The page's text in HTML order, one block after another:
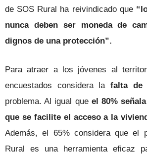
de SOS Rural ha reivindicado que
nunca deben ser moneda de
dignos de una protección”.
Para atraer a los jóvenes al
encuestados considera la falta de
problema. Al igual que el 80%
que se facilite el acceso a la
Además, el 65% considera que el
Rural es una herramienta eficaz